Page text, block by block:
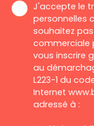
J'accepte le
personnelles
souhaitez
commerciale
vous inscrire
au
L223-1 du
Internet
adressé à :